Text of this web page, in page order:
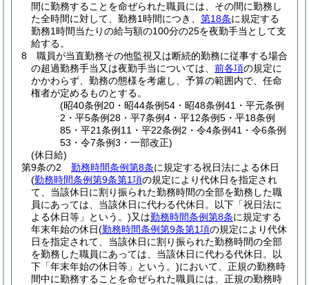
間に勤務することを命ぜられた職員には、その間に勤務し
た全時間に対して、勤務1時間につき、 第18条に規定する
勤務1時間当たりの給与額の100分の25を夜勤手当として支
給する。
8
職員が当直勤務その他監視又は断続的勤務に従事する場合
の超過勤務手当又は夜勤手当については、 前各項の規定に
かかわらず、勤務の態様を考慮し、予算の範囲内で、任命
権者が定めるものとする。
(昭40条例20・昭44条例54・昭48条例41・平元条例
2・平5条例28・平7条例4・平12条例5・平18条例
85・平21条例11・平22条例2・令4条例41・令6条例
53・令7条例3・一部改正)
(休日給)
第9条の2
勤務時間条例第8条に規定する祝日法による休日
(勤務時間条例第9条第1項の規定により代休日を指定され
て、当該休日に割り振られた勤務時間の全部を勤務した職
員にあっては、当該休日に代わる代休日。以下「祝日法に
よる休日等」という。)又は勤務時間条例第8条に規定する
年末年始の休日(勤務時間条例第9条第1項の規定により代休
日を指定されて、当該休日に割り振られた勤務時間の全部
を勤務した職員にあっては、当該休日に代わる代休日。以
下「年末年始の休日等」という。)において、正規の勤務時
間中に勤務することを命ぜられた職員には、正規の勤務時